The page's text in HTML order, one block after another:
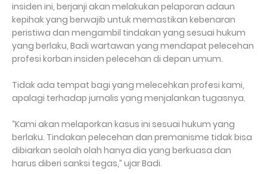
insiden ini, berjanji akan melakukan pelaporan adaun
kepihak yang berwajib untuk memastikan kebenaran
peristiwa dan mengambil tindakan yang sesuai hukum
yang berlaku, Badi wartawan yang mendapat pelecehan
profesi korban insiden pelecehan di depan umum.
Tidak ada tempat bagi yang melecehkan profesi kami,
apalagi terhadap jurnalis yang menjalankan tugasnya.
“Kami akan melaporkan kasus ini sesuai hukum yang
berlaku. Tindakan pelecehan dan premanisme tidak bisa
dibiarkan seolah olah hanya dia yang berkuasa dan
harus diberi sanksi tegas,” ujar Badi.